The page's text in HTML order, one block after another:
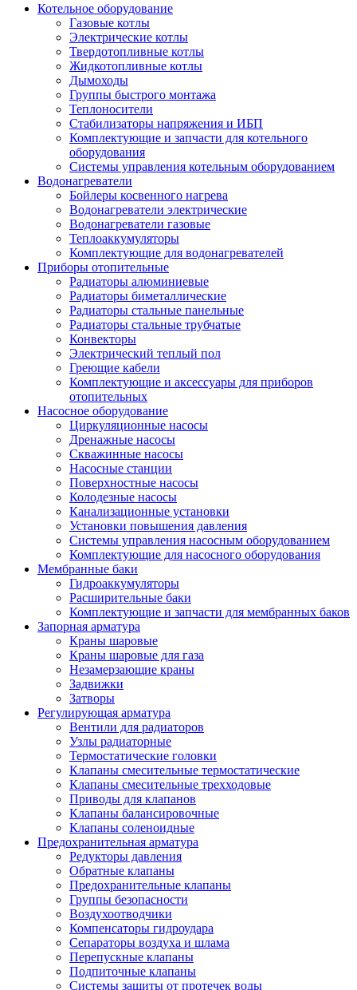
Котельное оборудование
Газовые котлы
Электрические котлы
Твердотопливные котлы
Жидкотопливные котлы
Дымоходы
Группы быстрого монтажа
Теплоносители
Стабилизаторы напряжения и ИБП
Комплектующие и запчасти для котельного
оборудования
Системы управления котельным оборудованием
Водонагреватели
Бойлеры косвенного нагрева
Водонагреватели электрические
Водонагреватели газовые
Теплоаккумуляторы
Комплектующие для водонагревателей
Приборы отопительные
Радиаторы алюминиевые
Радиаторы биметаллические
Радиаторы стальные панельные
Радиаторы стальные трубчатые
Конвекторы
Электрический теплый пол
Греющие кабели
Комплектующие и аксессуары для приборов
отопительных
Насосное оборудование
Циркуляционные насосы
Дренажные насосы
Скважинные насосы
Насосные станции
Поверхностные насосы
Колодезные насосы
Канализационные установки
Установки повышения давления
Системы управления насосным оборудованием
Комплектующие для насосного оборудования
Мембранные баки
Гидроаккумуляторы
Расширительные баки
Комплектующие и запчасти для мембранных баков
Запорная арматура
Краны шаровые
Краны шаровые для газа
Незамерзающие краны
Задвижки
Затворы
Регулирующая арматура
Вентили для радиаторов
Узлы радиаторные
Термостатические головки
Клапаны смесительные термостатические
Клапаны смесительные трехходовые
Приводы для клапанов
Клапаны балансировочные
Клапаны соленоидные
Предохранительная арматура
Редукторы давления
Обратные клапаны
Предохранительные клапаны
Группы безопасности
Воздухоотводчики
Компенсаторы гидроудара
Сепараторы воздуха и шлама
Перепускные клапаны
Подпиточные клапаны
Системы защиты от протечек воды